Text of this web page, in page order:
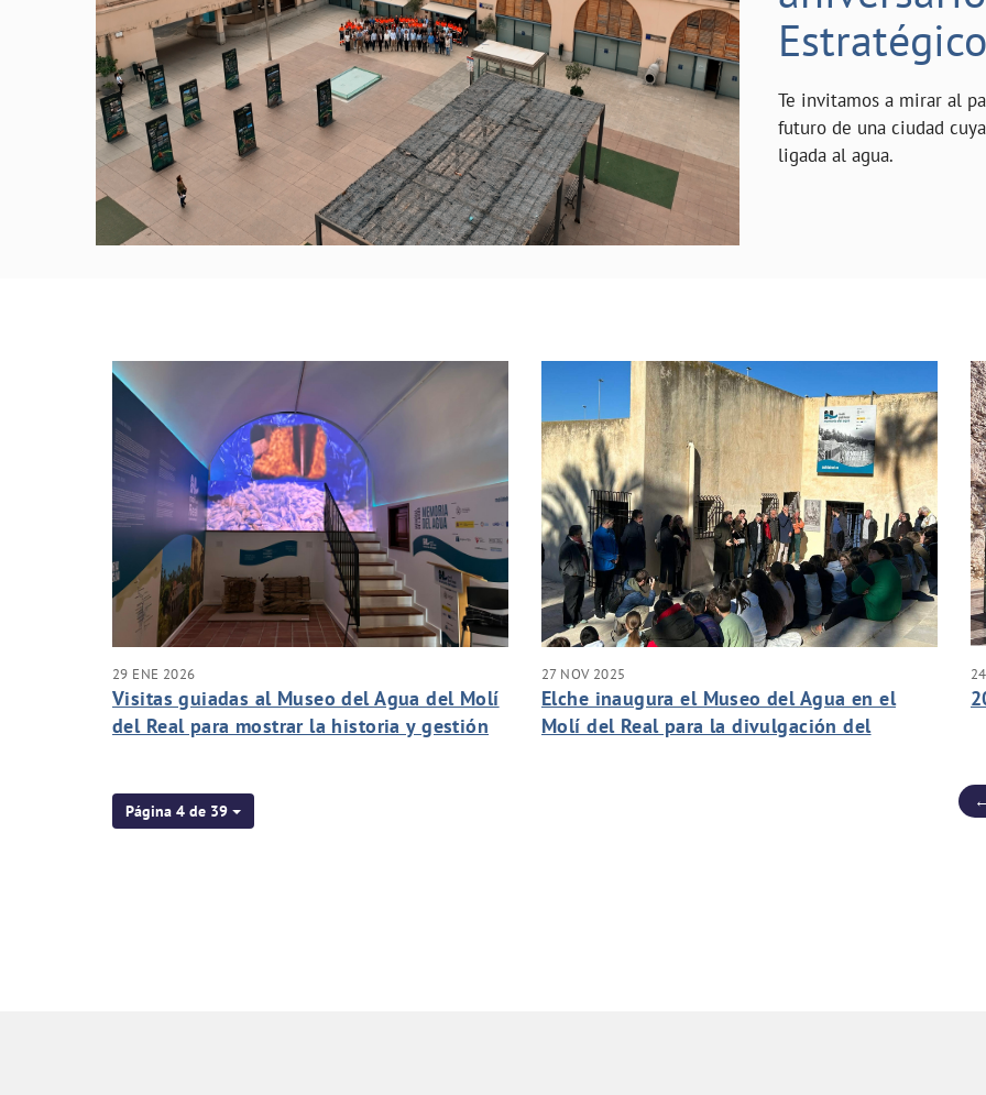
Te invitamos a mirar al
futuro de una ciudad
ligada al agua.
29 ENE 2026
Visitas guiadas al Museo del Agua del Molí
del Real para mostrar la historia y gestión
27 NOV 2025
Elche inaugura el Museo del Agua en el
Molí del Real para la divulgación del
Página 4 de 39